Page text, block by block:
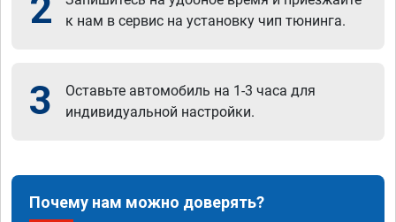
к нам в сервис на установку чип тюнинга.
3
Оставьте автомобиль на 1-3 часа для
индивидуальной настройки.
Почему нам можно доверять?